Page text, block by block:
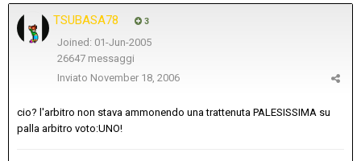
TSUBASA78 3
Joined: 01-Jun-2005
26647 messaggi
Inviato November 18, 2006
cio? l'arbitro non stava ammonendo una trattenuta PALESISSIMA su
palla arbitro voto:UNO!